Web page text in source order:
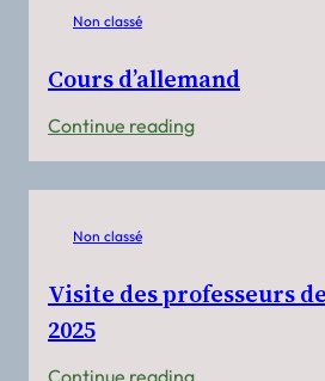
Non classé
Cours d’allemand
Continue reading:
Cours
d’allemand
Non classé
Visite des professeurs
2025
: